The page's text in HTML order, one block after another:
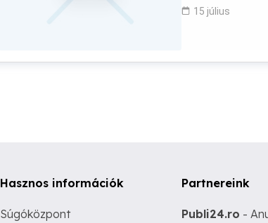
15 július
Hasznos információk
Súgóközpont
Partnereink
Publi24.ro -